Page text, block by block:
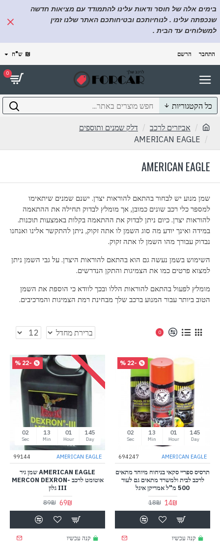
בימים אלה של חוסר ודאות עלינו להתמודד עם מציאות חדשה
שנכפתה עלינו . לנוחיותכם ובטיחותכם האתר שלנו זמין
למשלוחים עד הבית .
התחבר הרשם ₪ ש"ח
0
כל הקטגוריות
אביזרים לרכב
דלק שמנים ותוספים
AMERICAN EAGLE
AMERICAN EAGLE
שמן מנוע יש לבחור בהתאם להוראות יצרן. ישנם שמנים שיתאימו
למספר כלי רכב שונים כמובן, אך מומלץ לבדוק תחילה את ההתאמה
להוראות יצרן. כיום ניתן לבדוק את ההתאמה בקלות באמצעות תוכנות.
במידה ואינך יודע מה סוג השמן לו אתה זקוק, ניתן להתקשר אלינו ואנחנו
נבדוק עבורך מהו השמן לו אתה זקוק.
השימוש בשמן נעשה גם הוא בהתאם להוראות היצרן. על גבי השמן ניתן
למצוא פרטים כמו את הצמיגות והתקן הנדרשים.
מומלץ לפעול בהתאם להוראות הללו ובכך לוודא כי הוספת את השמן
הטוב ביותר עבור המנוע ברכב שלך מבחינת רמת הצמיגות והמרכיבים.
0
-22 %
145
Day
01
Hour
13
Min
01
Sec
AMERICAN EAGLE
694247
תרסיס ספריי סקאי בניחוח מיוחד מתאים
לרכב לבית ולמשרד מתאים גם לעור
500 מ"ל אמריקן איגל
14₪
18₪
קנה עכשיו
-22 %
145
Day
01
Hour
13
Min
01
Sec
AMERICAN EAGLE
99144
AMERICAN EAGLE שמן גיר
אוטומט לרכב MERCON DEXRON-
III גלון
69₪
89₪
קנה עכשיו